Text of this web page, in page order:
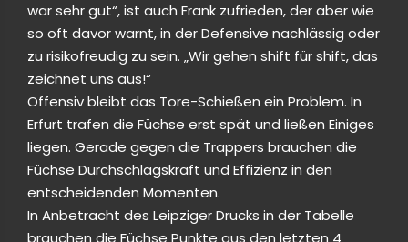
war sehr gut“, ist auch Frank zufrieden, der aber wie
so oft davor warnt, in der Defensive nachlässig oder
zu risikofreudig zu sein. „Wir gehen shift für shift, das
zeichnet uns aus!“
Offensiv bleibt das Tore-Schießen ein Problem. In
Erfurt trafen die Füchse erst spät und ließen Einiges
liegen. Gerade gegen die Trappers brauchen die
Füchse Durchschlagskraft und Effizienz in den
entscheidenden Momenten.
In Anbetracht des Leipziger Drucks in der Tabelle
brauchen die Füchse Punkte aus den letzten 4